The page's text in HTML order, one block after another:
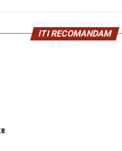
ITI RECOMANDAM